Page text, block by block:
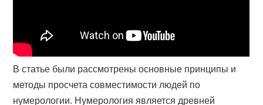
В статье были рассмотрены основные принципы и
методы просчета совместимости людей по
нумерологии. Нумерология является древней